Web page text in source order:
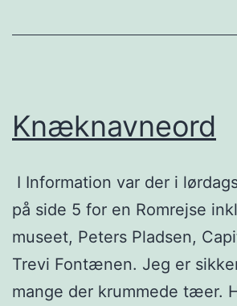
Knæknavneord
I Information var der i
på side 5 for en Romrejse
museet, Peters Pladsen,
Trevi Fontænen. Jeg er
mange der krummede tæer.